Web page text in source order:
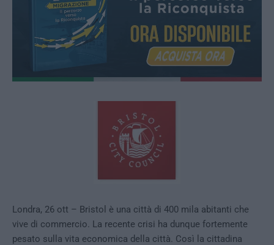
Londra, 26 ott – Bristol è una città di 400 mila abitanti che
vive di commercio. La recente crisi ha dunque fortemente
pesato sulla vita economica della città. Così la cittadina